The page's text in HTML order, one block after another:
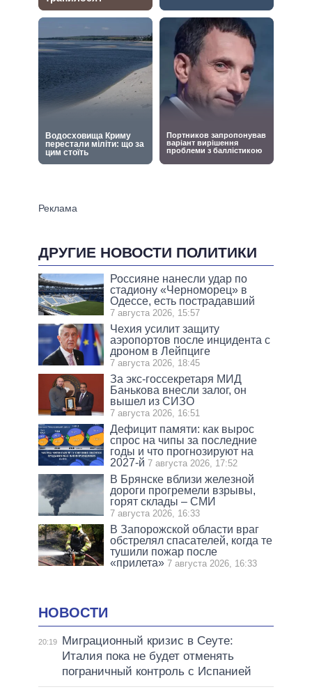
ДРУГИЕ НОВОСТИ ПОЛИТИКИ
Россияне нанесли удар по
стадиону «Черноморец» в
Одессе, есть пострадавший
7 августа 2026, 15:57
Чехия усилит защиту
аэропортов после инцидента с
дроном в Лейпциге
7 августа 2026, 18:45
За экс-госсекретаря МИД
Банькова внесли залог, он
вышел из СИЗО
7 августа 2026, 16:51
Дефицит памяти: как вырос
спрос на чипы за последние
годы и что прогнозируют на
2027-й 7 августа 2026, 17:52
В Брянске вблизи железной
дороги прогремели взрывы,
горят склады – СМИ
7 августа 2026, 16:33
В Запорожской области враг
обстрелял спасателей, когда те
тушили пожар после
«прилета» 7 августа 2026, 16:33
НОВОСТИ
20:19
Миграционный кризис в Сеуте:
Италия пока не будет отменять
пограничный контроль с Испанией